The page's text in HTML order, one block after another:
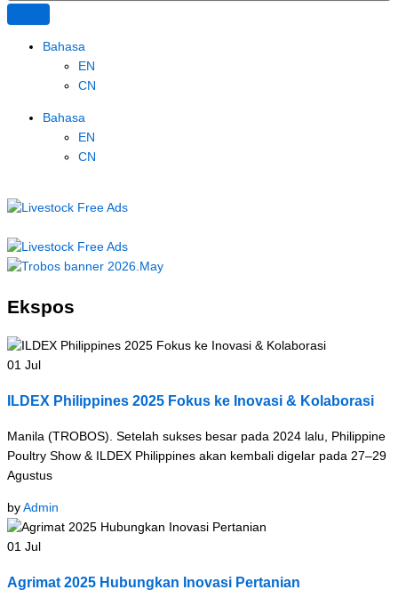
Bahasa
EN
CN
Bahasa
EN
CN
Ekspos
01 Jul
ILDEX Philippines 2025 Fokus ke Inovasi & Kolaborasi
Manila (TROBOS). Setelah sukses besar pada 2024 lalu, Philippine
Poultry Show & ILDEX Philippines akan kembali digelar pada 27–29
Agustus
by Admin
01 Jul
Agrimat 2025 Hubungkan Inovasi Pertanian